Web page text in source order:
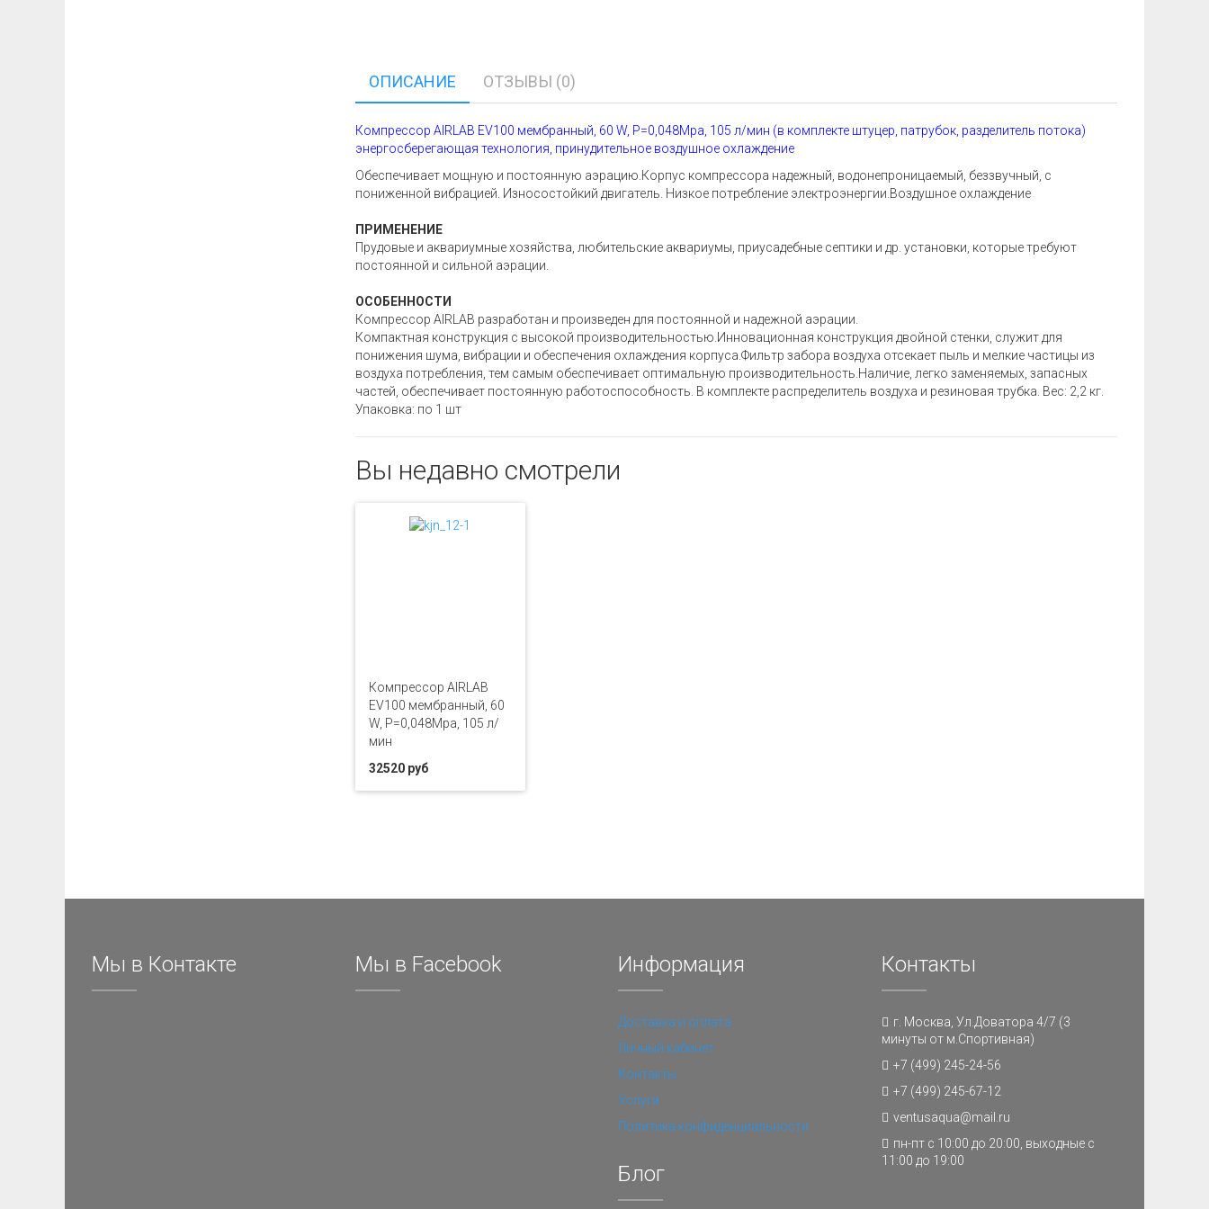
ОПИСАНИЕ ОТЗЫВЫ (0)
Компрессор AIRLAB EV100 мембранный, 60 W, Р=0,048Mpa, 105 л/мин (в комплекте штуцер, патрубок, разделитель потока)
энергосберегающая технология, принудительное воздушное охлаждение
Обеспечивает мощную и постоянную аэрацию.Корпус компрессора надежный, водонепроницаемый, беззвучный, с
пониженной вибрацией. Износостойкий двигатель. Низкое потребление электроэнергии.Воздушное охлаждение
ПРИМЕНЕНИЕ
Прудовые и аквариумные хозяйства, любительские аквариумы, приусадебные септики и др. установки, которые требуют
постоянной и сильной аэрации.
ОСОБЕННОСТИ
Компрессор AIRLAB разработан и произведен для постоянной и надежной аэрации.
Компактная конструкция с высокой производительностью.Инновационная конструкция двойной стенки, служит для
понижения шума, вибрации и обеспечения охлаждения корпуса.Фильтр забора воздуха отсекает пыль и мелкие частицы из
воздуха потребления, тем самым обеспечивает оптимальную производительность.Наличие, легко заменяемых, запасных
частей, обеспечивает постоянную работоспособность. В комплекте распределитель воздуха и резиновая трубка. Вес: 2,2 кг.
Упаковка: по 1 шт
Вы недавно смотрели
Компрессор AIRLAB
EV100 мембранный, 60
W, Р=0,048Mpa, 105 л/
мин
32520 руб
Мы в Контакте Мы в Facebook Информация
Доставка и оплата
Личный кабинет
Контакты
Услуги
Политика конфиденциальности
Блог
Контакты
г. Москва, Ул.Доватора 4/7 (3
минуты от м.Спортивная)
+7 (499) 245-24-56
+7 (499) 245-67-12
ventusaqua@mail.ru
пн-пт с 10:00 до 20:00, выходные с
11:00 до 19:00